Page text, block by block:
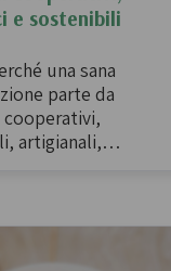
e sostenibili
una sana
parte da
artigianali,